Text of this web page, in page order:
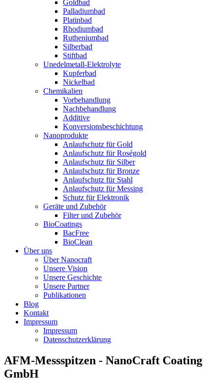
Goldbad
Palladiumbad
Platinbad
Rhodiumbad
Rutheniumbad
Silberbad
Stiftbad
Unedelmetall-Elektrolyte
Kupferbad
Nickelbad
Chemikalien
Vorbehandlung
Nachbehandlung
Additive
Konversionsbeschichtung
Nanoprodukte
Anlaufschutz für Gold
Anlaufschutz für Roségold
Anlaufschutz für Silber
Anlaufschutz für Bronze
Anlaufschutz für Stahl
Anlaufschutz für Messing
Schutz für Elektronik
Geräte und Zubehör
Filter und Zubehör
BioCoatings
BacFree
BioClean
Über uns
Über Nanocraft
Unsere Vision
Unsere Geschichte
Unsere Partner
Publikationen
Blog
Kontakt
Impressum
Impressum
Datenschutzerklärung
AFM-Messspitzen - NanoCraft Coating
GmbH